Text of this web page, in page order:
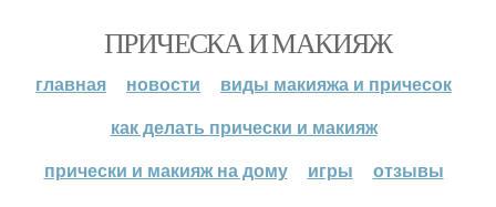
ПРИЧЕСКА И МАКИЯЖ
главная новости
виды макияжа и причесок
как делать прически и макияж
прически и макияж на дому
игры отзывы